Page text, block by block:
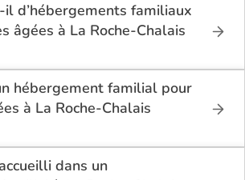
d’hébergements familiaux
âgées à La Roche-Chalais
on recense actuellement
familiaux pour personnes âgées à
(24490) en 2026.
un cadre de vie chaleureux et
pour les seniors souhaitant vivre
plus intime que celui d’un
hébergement familial pour
à La Roche-Chalais
permet à une personne âgée
domicile d’un accueillant familial
dans un